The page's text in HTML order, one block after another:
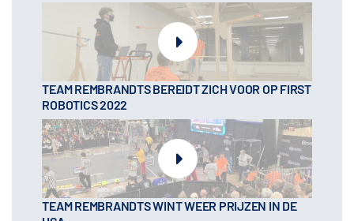
TEAM REMBRANDTS BEREIDT ZICH VOOR OP FIRST
ROBOTICS 2022
TEAM REMBRANDTS WINT WEER PRIJZEN IN DE